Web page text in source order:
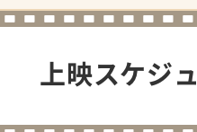
上映スケジ